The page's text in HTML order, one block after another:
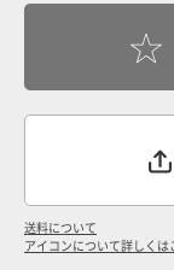
送料について
アイコンについて詳しくは